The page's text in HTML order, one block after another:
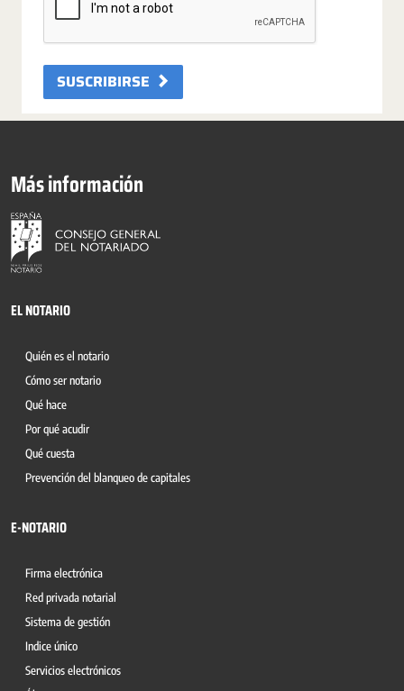
SUSCRIBIRSE
Más información
EL NOTARIO
Quién es el notario
Cómo ser notario
Qué hace
Por qué acudir
Qué cuesta
Prevención del blanqueo de capitales
E-NOTARIO
Firma electrónica
Red privada notarial
Sistema de gestión
Indice único
Servicios electrónicos